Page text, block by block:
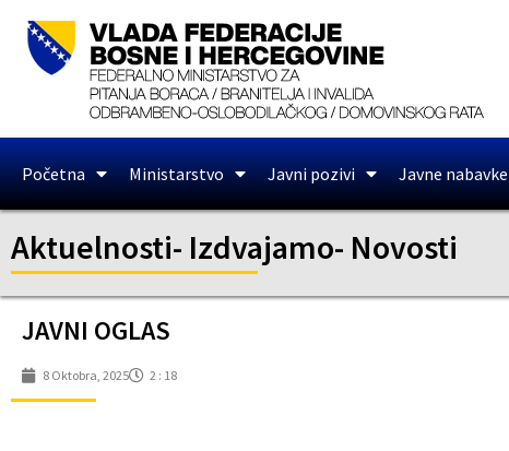
Početna Ministarstvo Javni pozivi Javne nabavke
Aktuelnosti- Izdvajamo- Novosti
JAVNI OGLAS
8 Oktobra, 2025 2 : 18